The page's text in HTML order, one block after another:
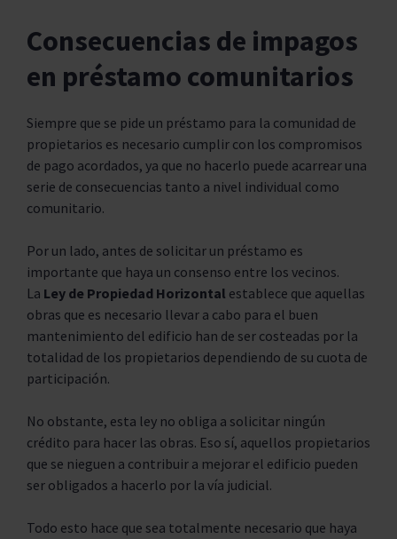
Consecuencias de impagos
en préstamo comunitarios
Siempre que se pide un préstamo para la comunidad de
propietarios es necesario cumplir con los compromisos
de pago acordados, ya que no hacerlo puede acarrear una
serie de consecuencias tanto a nivel individual como
comunitario.
Por un lado, antes de solicitar un préstamo es
importante que haya un consenso entre los vecinos.
La Ley de Propiedad Horizontal establece que aquellas
obras que es necesario llevar a cabo para el buen
mantenimiento del edificio han de ser costeadas por la
totalidad de los propietarios dependiendo de su cuota de
participación.
No obstante, esta ley no obliga a solicitar ningún
crédito para hacer las obras. Eso sí, aquellos propietarios
que se nieguen a contribuir a mejorar el edificio pueden
ser obligados a hacerlo por la vía judicial.
Todo esto hace que sea totalmente necesario que haya